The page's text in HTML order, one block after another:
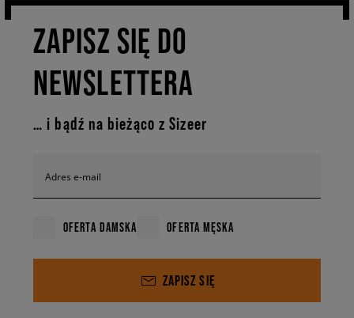
ZAPISZ SIĘ DO
NEWSLETTERA
… i bądź na bieżąco z Sizeer
Adres e-mail
OFERTA DAMSKA OFERTA MĘSKA
ZAPISZ SIĘ